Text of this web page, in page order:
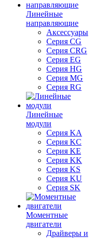
Линейные
направляющие
Аксессуары
Серия CG
Серия CRG
Серия EG
Серия HG
Серия MG
Серия RG
Линейные
модули
Серия KA
Серия KC
Серия KE
Серия KK
Серия KS
Серия KU
Серия SK
Моментные
двигатели
Драйверы и